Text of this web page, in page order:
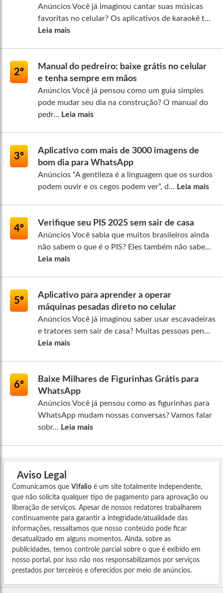
Anúncios Você já imaginou cantar suas músicas
favoritas no celular? Os aplicativos de karaokê t...
Leia mais
2º
Manual do pedreiro: baixe grátis no celular
e tenha sempre em mãos
Anúncios Você já pensou como um guia simples
pode mudar seu dia na construção? O manual do
pedr... Leia mais
3º
Aplicativo com mais de 3000 imagens de
bom dia para WhatsApp
Anúncios “A gentileza é a linguagem que os surdos
podem ouvir e os cegos podem ver”, d... Leia mais
4º
Verifique seu PIS 2025 sem sair de casa
Anúncios Você sabia que muitos brasileiros ainda
não sabem o que é o PIS? Eles também não sabe...
Leia mais
5º
Aplicativo para aprender a operar
máquinas pesadas direto no celular
Anúncios Você já imaginou saber usar escavadeiras
e tratores sem sair de casa? Muitas pessoas pen...
Leia mais
6º
Baixe Milhares de Figurinhas Grátis para
WhatsApp
Anúncios Você já pensou como as figurinhas para
WhatsApp mudam nossas conversas? Vamos falar
sobr... Leia mais
Aviso Legal
Comunicamos que Vifalio é um site totalmente independente,
que não solicita qualquer tipo de pagamento para aprovação ou
liberação de serviços. Apesar de nossos redatores trabalharem
continuamente para garantir a integridade/atualidade das
informações, ressaltamos que nosso conteúdo pode ficar
desatualizado em alguns momentos. Ainda, sobre as
publicidades, temos controle parcial sobre o que é exibido em
nosso portal, por isso não nos responsabilizamos por serviços
prestados por terceiros e oferecidos por meio de anúncios.